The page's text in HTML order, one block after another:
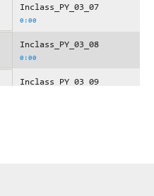
Inclass_PY_03_07
0:00
Inclass_PY_03_08
0:00
Inclass_PY_03_09